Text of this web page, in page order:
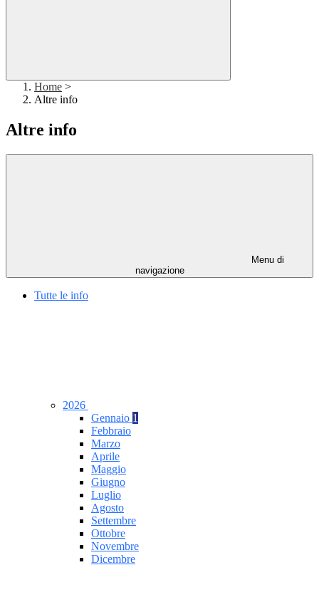
Home >
Altre info
Altre info
Menu di
navigazione
Tutte le info
2026
Gennaio 1
Febbraio
Marzo
Aprile
Maggio
Giugno
Luglio
Agosto
Settembre
Ottobre
Novembre
Dicembre